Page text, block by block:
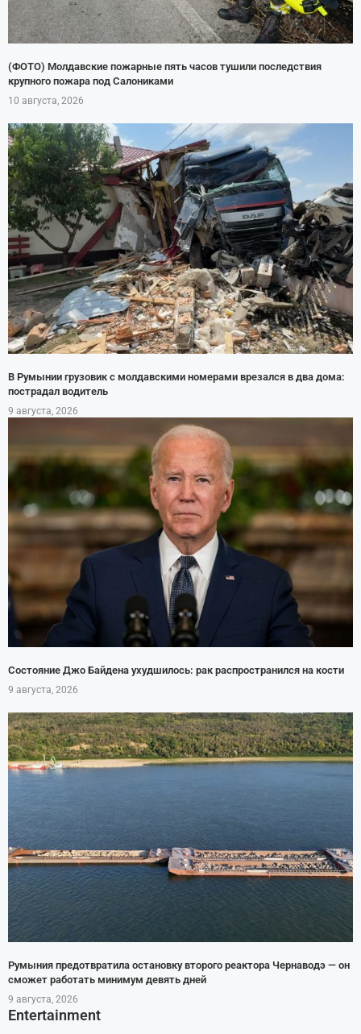
(ФОТО) Молдавские пожарные пять часов тушили последствия
крупного пожара под Салониками
10 августа, 2026
В Румынии грузовик с молдавскими номерами врезался в два дома:
пострадал водитель
9 августа, 2026
Состояние Джо Байдена ухудшилось: рак распространился на кости
9 августа, 2026
Румыния предотвратила остановку второго реактора Чернаводэ — он
сможет работать минимум девять дней
9 августа, 2026
Entertainment